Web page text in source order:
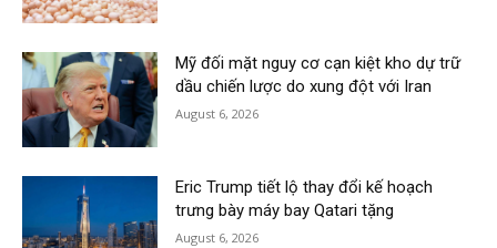
Mỹ đối mặt nguy cơ cạn kiệt kho dự trữ
dầu chiến lược do xung đột với Iran
August 6, 2026
Eric Trump tiết lộ thay đổi kế hoạch
trưng bày máy bay Qatari tặng
August 6, 2026